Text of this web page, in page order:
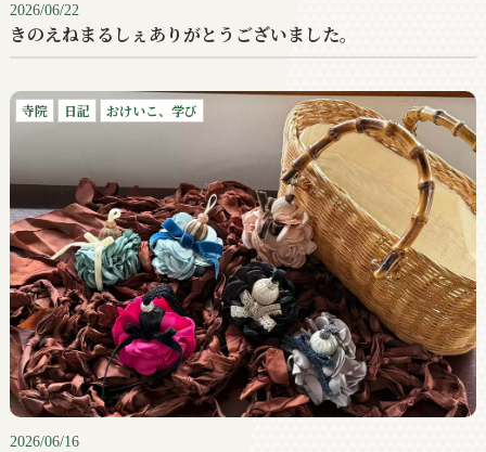
2026/06/22
きのえねまるしぇありがとうございました。
寺院 日記 おけいこ、学び
2026/06/16